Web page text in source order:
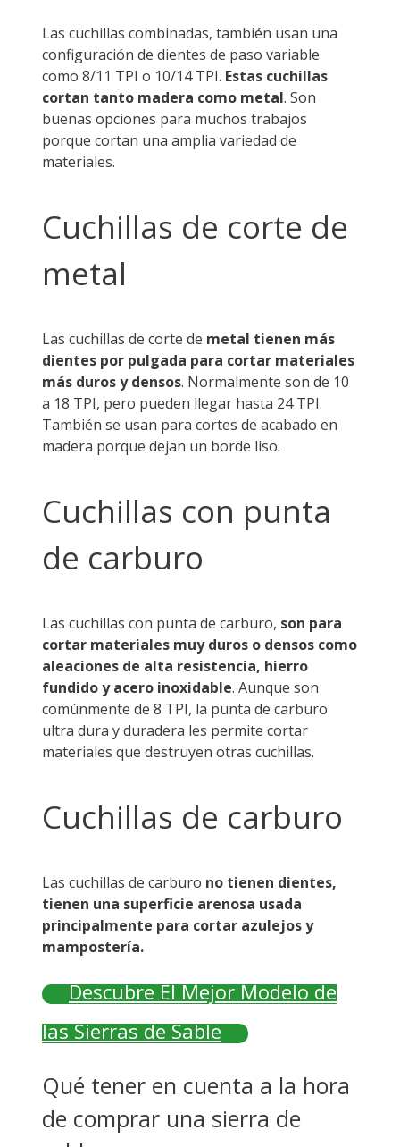
Las cuchillas combinadas, también usan una
configuración de dientes de paso variable
como 8/11 TPI o 10/14 TPI. Estas cuchillas
cortan tanto madera como metal. Son
buenas opciones para muchos trabajos
porque cortan una amplia variedad de
materiales.
Cuchillas de corte de
metal
Las cuchillas de corte de metal tienen más
dientes por pulgada para cortar materiales
más duros y densos. Normalmente son de 10
a 18 TPI, pero pueden llegar hasta 24 TPI.
También se usan para cortes de acabado en
madera porque dejan un borde liso.
Cuchillas con punta
de carburo
Las cuchillas con punta de carburo, son para
cortar materiales muy duros o densos como
aleaciones de alta resistencia, hierro
fundido y acero inoxidable. Aunque son
comúnmente de 8 TPI, la punta de carburo
ultra dura y duradera les permite cortar
materiales que destruyen otras cuchillas.
Cuchillas de carburo
Las cuchillas de carburo no tienen dientes,
tienen una superficie arenosa usada
principalmente para cortar azulejos y
mampostería.
Descubre El Mejor Modelo de
las Sierras de Sable
Qué tener en cuenta a la hora
de comprar una sierra de